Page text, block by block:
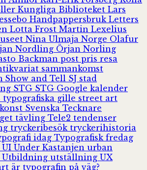
Kungliga Biblioteket Lars
Handpappersbruk Letters
Lotta Frost Martin Lexelius
Nina Ulmaja Norge Olafur
Nordling Örjan Norling
Backman post pris resa
sammankomst
Show and Tell SJ stad
STG STG Google kalender
typografiska gille street art
Svenska Tecknare
tävling Tele2 tendenser
tryckeribesök tryckerihistoria
idag Typografisk fredag
UI Under Kastanjen urban
Utbildning utställning UX
är typografin på väg?